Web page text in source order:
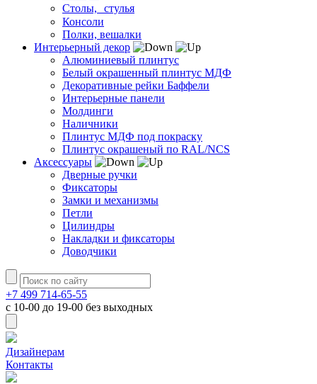
Столы, стулья
Консоли
Полки, вешалки
Интерьерный декор
Алюминиевый плинтус
Белый окрашенный плинтус МДФ
Декоративные рейки Баффели
Интерьерные панели
Молдинги
Наличники
Плинтус МДФ под покраску
Плинтус окрашеный по RAL/NCS
Аксессуары
Дверные ручки
Фиксаторы
Замки и механизмы
Петли
Цилиндры
Накладки и фиксаторы
Доводчики
+7 499 714-65-55
с 10-00 до 19-00 без выходных
Дизайнерам
Контакты